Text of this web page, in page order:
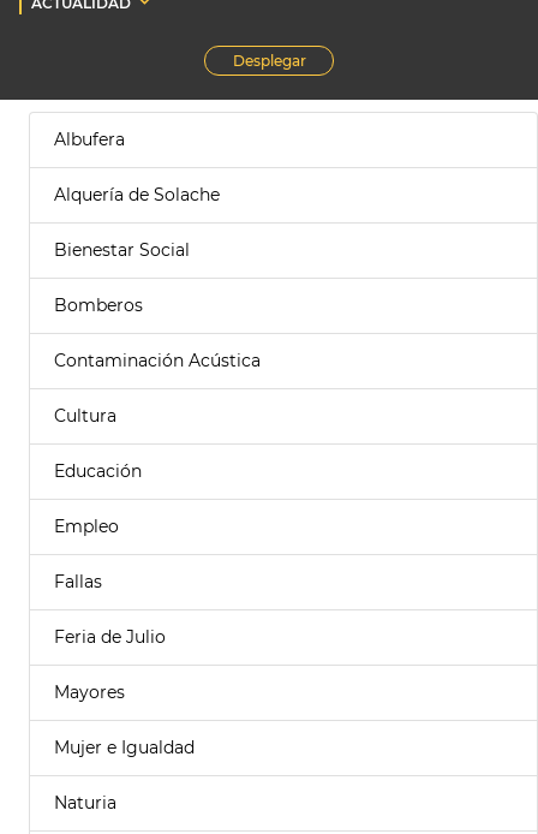
Desplegar
Albufera
Alquería de Solache
Bienestar Social
Bomberos
Contaminación Acústica
Cultura
Educación
Empleo
Fallas
Feria de Julio
Mayores
Mujer e Igualdad
Naturia